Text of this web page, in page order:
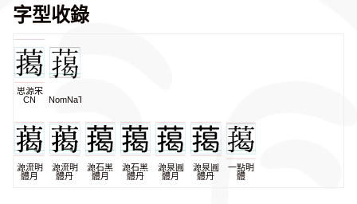
字型收錄
思源宋
CN
NomNaTong
源流明
體月
源流明
體丹
源石黑
體月
源石黑
體丹
源泉圓
體月
源泉圓
體丹
一點明
體